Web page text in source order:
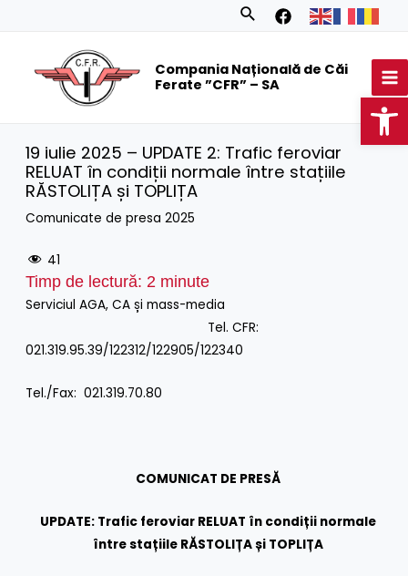
Search
Compania Națională de Căi
Ferate ”CFR” – SA
19 iulie 2025 – UPDATE 2: Trafic feroviar
RELUAT în condiții normale între stațiile
RĂSTOLIȚA și TOPLIȚA
Comunicate de presa 2025
41
Timp de lectură: 2 minute
Serviciul AGA, CA și mass-media
Tel. CFR:
021.319.95.39/122312/122905/122340
Tel./Fax: 021.319.70.80
COMUNICAT DE PRESĂ
UPDATE: Trafic feroviar RELUAT în condiții normale
între stațiile RĂSTOLIȚA și TOPLIȚA